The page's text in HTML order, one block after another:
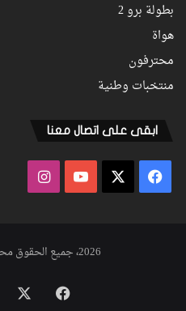
بطولة برو 2
هواة
محترفون
منتخبات وطنية
ابقى على اتصال معنا
فيسبوك ‫YouTubeانستقرام
2026، جميع الحقوق محفوظة | Sportime Tv
فيسبوك